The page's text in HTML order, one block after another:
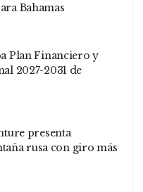
Bahamas
Plan Financiero y
2027-2031 de
presenta
rusa con giro más